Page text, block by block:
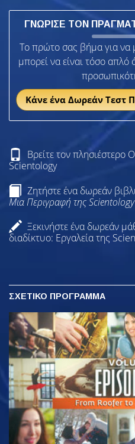
ΓΝΩΡΙΣΕ ΤΟΝ
Το πρώτο σας βήμα για να
μπορεί να είναι τόσο
Κάνε ένα Δωρεάν Τεστ
Βρείτε τον πλησιέστερο
Scientology
Ζητήστε ένα δωρεάν
Μια Περιγραφή της Scientology
Ξεκινήστε ένα δωρεάν
διαδίκτυο: Εργαλεία της
ΣΧΕΤΙΚΟ ΠΡΟΓΡΑΜΜΑ